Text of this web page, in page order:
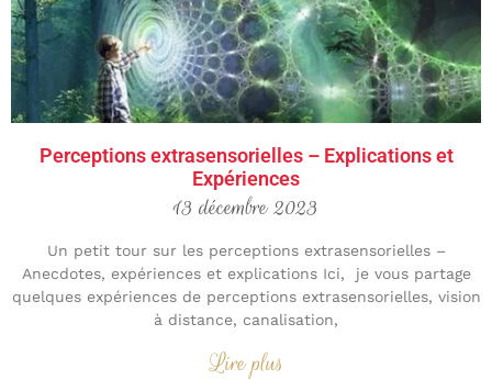
Perceptions extrasensorielles – Explications et
Expériences
13 décembre 2023
Un petit tour sur les perceptions extrasensorielles –
Anecdotes, expériences et explications Ici, je vous partage
quelques expériences de perceptions extrasensorielles, vision
à distance, canalisation,
Lire plus